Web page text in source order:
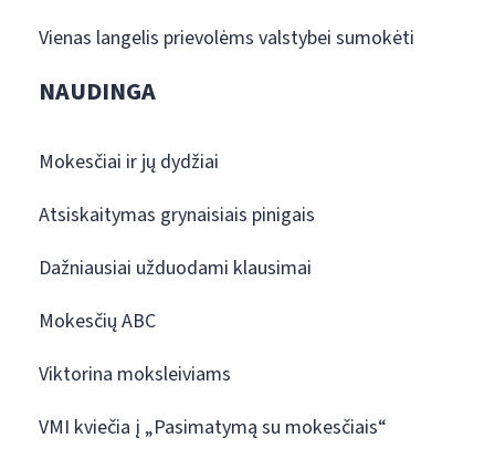
Vienas langelis prievolėms valstybei sumokėti
NAUDINGA
Mokesčiai ir jų dydžiai
Atsiskaitymas grynaisiais pinigais
Dažniausiai užduodami klausimai
Mokesčių ABC
Viktorina moksleiviams
VMI kviečia į „Pasimatymą su mokesčiais“